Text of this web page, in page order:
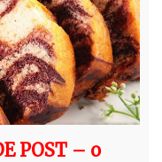
POST – o